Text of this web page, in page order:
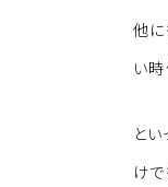
他
い時
と
け